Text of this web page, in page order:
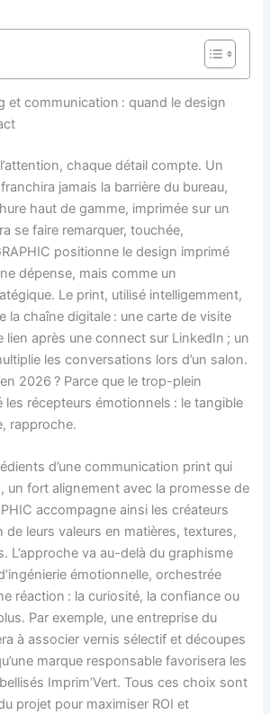
et communication : quand le design
chaque détail compte. Un
jamais la barrière du bureau,
haut de gamme, imprimée sur un
se faire remarquer, touchée,
positionne le design imprimé
dépense, mais comme un
Le print, utilisé intelligemment,
la chaîne digitale : une carte de visite
lien après une connect sur LinkedIn ; un
les conversations lors d’un salon.
2026 ? Parce que le trop-plein
les récepteurs émotionnels : le tangible
rapproche.
d’une communication print qui
un fort alignement avec la promesse de
accompagne ainsi les créateurs
de leurs valeurs en matières, textures,
L’approche va au-delà du graphisme
émotionnelle, orchestrée
réaction : la curiosité, la confiance ou
Par exemple, une entreprise du
à associer vernis sélectif et découpes
marque responsable favorisera les
Imprim’Vert. Tous ces choix sont
projet pour maximiser ROI et